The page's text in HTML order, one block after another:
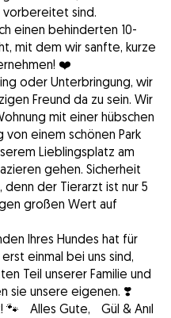
sind.
einen behinderten 10-
mit dem wir sanfte, kurze
❤️
oder Unterbringung, wir
Freund da zu sein. Wir
mit einer hübschen
von einem schönen Park
Lieblingsplatz am
gehen. Sicherheit
der Tierarzt ist nur 5
großen Wert auf
Ihres Hundes hat für
einmal bei uns sind,
Teil unserer Familie und
sie unsere eigenen. ❣️
🐾 Alles Gute, Gül & Anıl